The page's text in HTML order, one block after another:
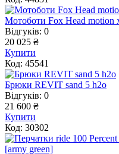
Мотоботи Fox Head motion
Відгуків: 0
20 025 ₴
Купити
Код: 45541
Брюки REVIT sand 5 h2o
Відгуків: 0
21 600 ₴
Купити
Код: 30302